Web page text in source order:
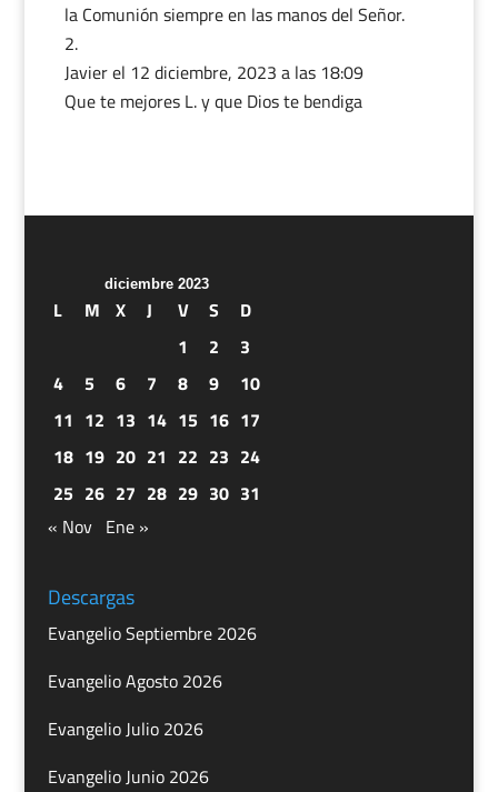
la Comunión siempre en las manos del Señor.
Javierel 12 diciembre, 2023 a las 18:09
Que te mejores L. y que Dios te bendiga
diciembre 2023
L M X J V S
D
1
2
3
4
5 6 7 8 9
10
11 12 13 14 15 16 17
18 19 20 21 22 23 24
25 26 27 28 29 30 31
« Nov Ene »
Descargas
Evangelio Septiembre 2026
Evangelio Agosto 2026
Evangelio Julio 2026
Evangelio Junio 2026